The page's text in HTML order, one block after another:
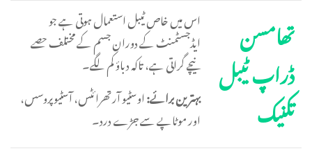
تھامسن
ڈراپ ٹیبل
تکنیک
اس میں خاص ٹیبل استعمال ہوتی ہے جو
ایڈجسٹمنٹ کے دوران جسم کے مختلف حصے
نیچے گراتی ہے، تاکہ دباؤ کم لگے۔
بہترین برائے:اوسٹیو آرتھرائٹس، آسٹیوپروسس،
اور موٹاپے سے جڑے درد۔